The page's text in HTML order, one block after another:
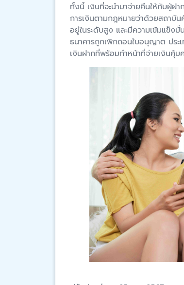
ทั้งนี้ เงินที่จะนำมาจ่ายคืนให้กับผู้ฝ
การเงินตามกฎหมายว่าด้วยสถาบั
อยู่ในระดับสูง และมีความเข้มแข็ง
ธนาคารถูกเพิกถอนใบอนุญาต ประ
เงินฝากที่พร้อมทำหน้าที่จ่ายเงินคุ้